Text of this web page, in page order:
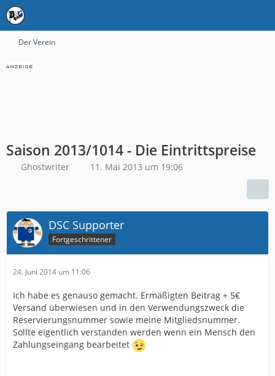
Der Verein
Saison 2013/1014 - Die Eintrittspreise
Ghostwriter 11. Mai 2013 um 19:06
DSC Supporter
Fortgeschrittener
24. Juni 2014 um 11:06
Ich habe es genauso gemacht. Ermäßigten Beitrag + 5€
Versand überwiesen und in den Verwendungszweck die
Reservierungsnummer sowie meine Mitgliedsnummer.
Sollte eigentlich verstanden werden wenn ein Mensch den
Zahlungseingang bearbeitet